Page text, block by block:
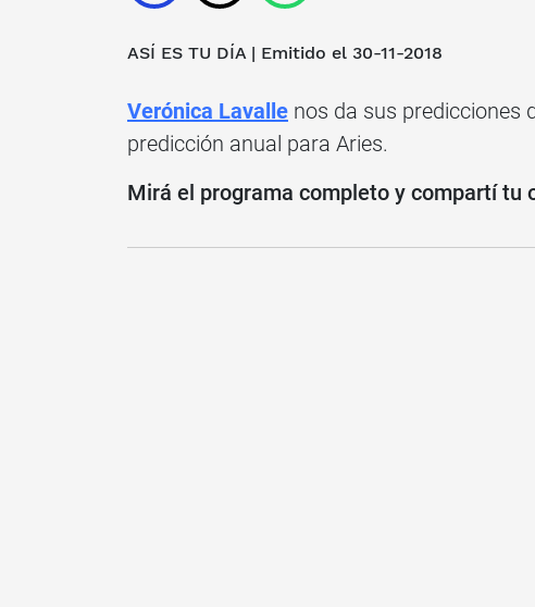
ASÍ ES TU DÍA | Emitido el 30-11-2018
Verónica Lavalle nos da sus predicciones
predicción anual para Aries.
Mirá el programa completo y compartí tu